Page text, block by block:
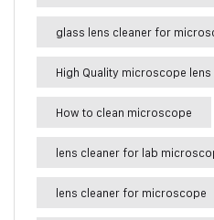
glass lens cleaner for
High Quality microscope
How to clean microscope
lens cleaner for lab
lens cleaner for microscope